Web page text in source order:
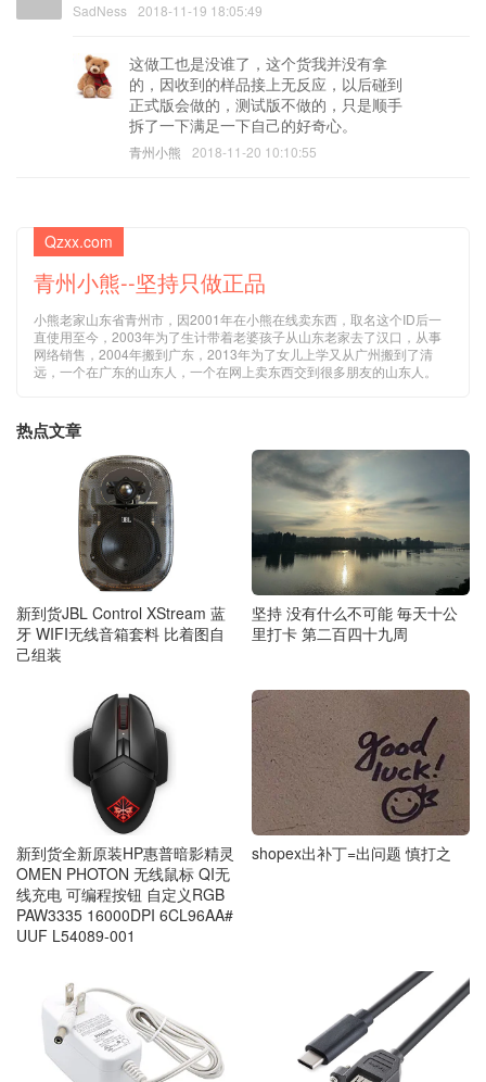
SadNess 2018-11-19 18:05:49
这做工也是没谁了，这个货我并没有拿
的，因收到的样品接上无反应，以后碰到
正式版会做的，测试版不做的，只是顺手
拆了一下满足一下自己的好奇心。
青州小熊 2018-11-20 10:10:55
Qzxx.com
青州小熊--坚持只做正品
小熊老家山东省青州市，因2001年在小熊在线卖东西，取名这个ID后一
直使用至今，2003年为了生计带着老婆孩子从山东老家去了汉口，从事
网络销售，2004年搬到广东，2013年为了女儿上学又从广州搬到了清
远，一个在广东的山东人，一个在网上卖东西交到很多朋友的山东人。
热点文章
新到货JBL Control XStream 蓝
牙 WIFI无线音箱套料 比着图自
己组装
坚持 没有什么不可能 毎天十公
里打卡 第二百四十九周
新到货全新原装HP惠普暗影精灵
OMEN PHOTON 无线鼠标 QI无
线充电 可编程按钮 自定义RGB
PAW3335 16000DPI 6CL96AA#
UUF L54089-001
shopex出补丁=出问题 慎打之